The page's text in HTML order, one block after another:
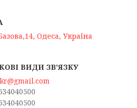
Одеса, Україна